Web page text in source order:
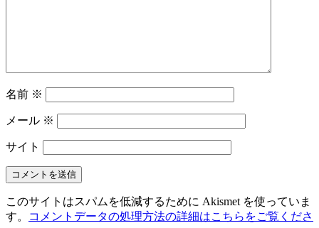
名前 ※
メール ※
サイト
このサイトはスパムを低減するために Akismet を使っていま
す。
コメントデータの処理方法の詳細はこちらをご覧くださ